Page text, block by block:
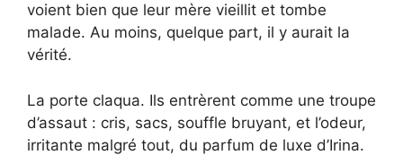
voient bien que leur mère vieillit et tombe
malade. Au moins, quelque part, il y aurait la
vérité.
La porte claqua. Ils entrèrent comme une troupe
d’assaut : cris, sacs, souffle bruyant, et l’odeur,
irritante malgré tout, du parfum de luxe d’Irina.